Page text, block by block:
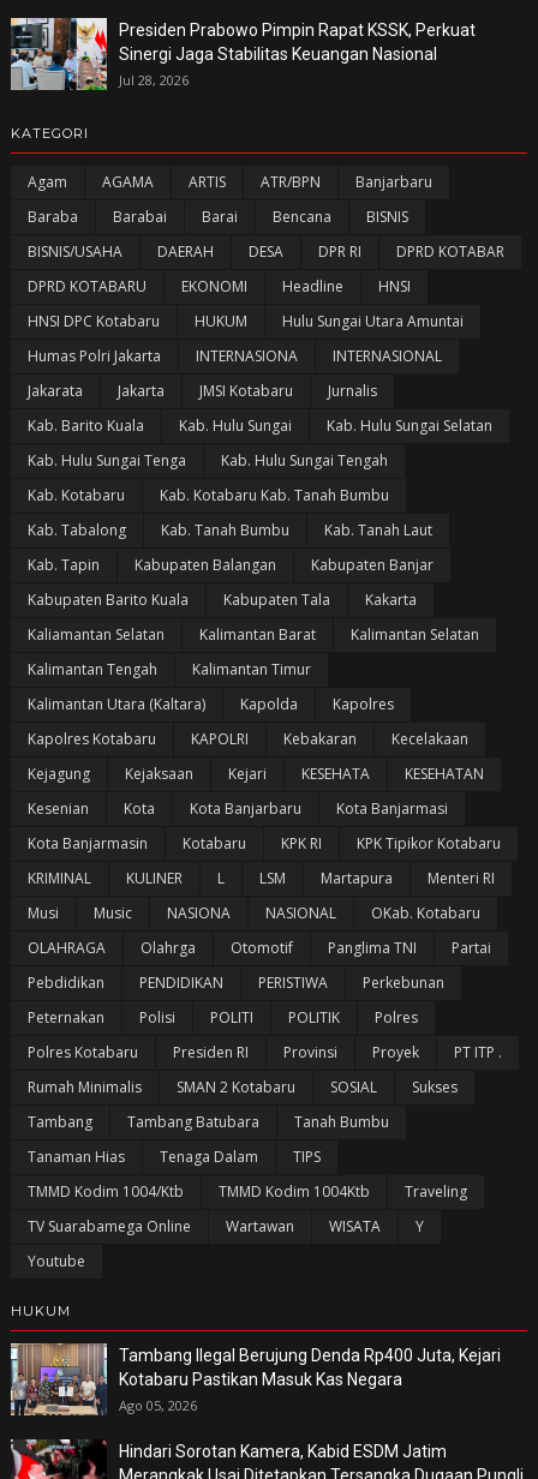
Presiden Prabowo Pimpin Rapat KSSK, Perkuat
Sinergi Jaga Stabilitas Keuangan Nasional
Jul 28, 2026
KATEGORI
Agam AGAMA ARTIS ATR/BPN
Banjarbaru
Baraba
Barabai Barai Bencana
BISNIS
BISNIS/USAHA
DAERAH DESA DPR RI
DPRD KOTABAR
DPRD KOTABARU
EKONOMI Headline
HNSI
HNSI DPC Kotabaru
HUKUM
Hulu Sungai Utara Amuntai
Humas Polri Jakarta
INTERNASIONA
INTERNASIONAL
Jakarata
Jakarta JMSI Kotabaru
Jurnalis
Kab. Barito Kuala
Kab. Hulu Sungai
Kab. Hulu Sungai Selatan
Kab. Hulu Sungai Tenga
Kab. Hulu Sungai Tengah
Kab. Kotabaru
Kab. Kotabaru Kab. Tanah Bumbu
Kab. Tabalong
Kab. Tanah Bumbu
Kab. Tanah Laut
Kab. Tapin
Kabupaten Balangan
Kabupaten Banjar
Kabupaten Barito Kuala
Kabupaten Tala
Kakarta
Kaliamantan Selatan
Kalimantan Barat
Kalimantan Selatan
Kalimantan Tengah
Kalimantan Timur
Kalimantan Utara (Kaltara)
Kapolda
Kapolres
Kapolres Kotabaru
KAPOLRI Kebakaran
Kecelakaan
Kejagung
Kejaksaan Kejari KESEHATA
KESEHATAN
Kesenian
Kota Kota Banjarbaru
Kota Banjarmasi
Kota Banjarmasin
Kotabaru KPK RI
KPK Tipikor Kotabaru
KRIMINAL
KULINER L LSM Martapura
Menteri RI
Musi
Music NASIONA NASIONAL
OKab. Kotabaru
OLAHRAGA
Olahrga Otomotif Panglima TNI
Partai
Pebdidikan
PENDIDIKAN PERISTIWA
Perkebunan
Peternakan
Polisi POLITI POLITIK
Polres
Polres Kotabaru
Presiden RI Provinsi Proyek
PT ITP .
Rumah Minimalis
SMAN 2 Kotabaru SOSIAL
Sukses
Tambang
Tambang Batubara
Tanah Bumbu
Tanaman Hias
Tenaga Dalam
TIPS
TMMD Kodim 1004/Ktb
TMMD Kodim 1004Ktb
Traveling
TV Suarabamega Online
Wartawan WISATA
Y
Youtube
HUKUM
Tambang Ilegal Berujung Denda Rp400 Juta, Kejari
Kotabaru Pastikan Masuk Kas Negara
Ago 05, 2026
Hindari Sorotan Kamera, Kabid ESDM Jatim